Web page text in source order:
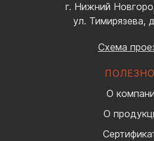
г. Нижний
ул. Тимирязева,
Схема
О
О